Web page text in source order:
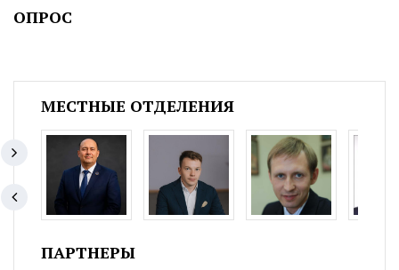
ОПРОС
МЕСТНЫЕ ОТДЕЛЕНИЯ
ПАРТНЕРЫ